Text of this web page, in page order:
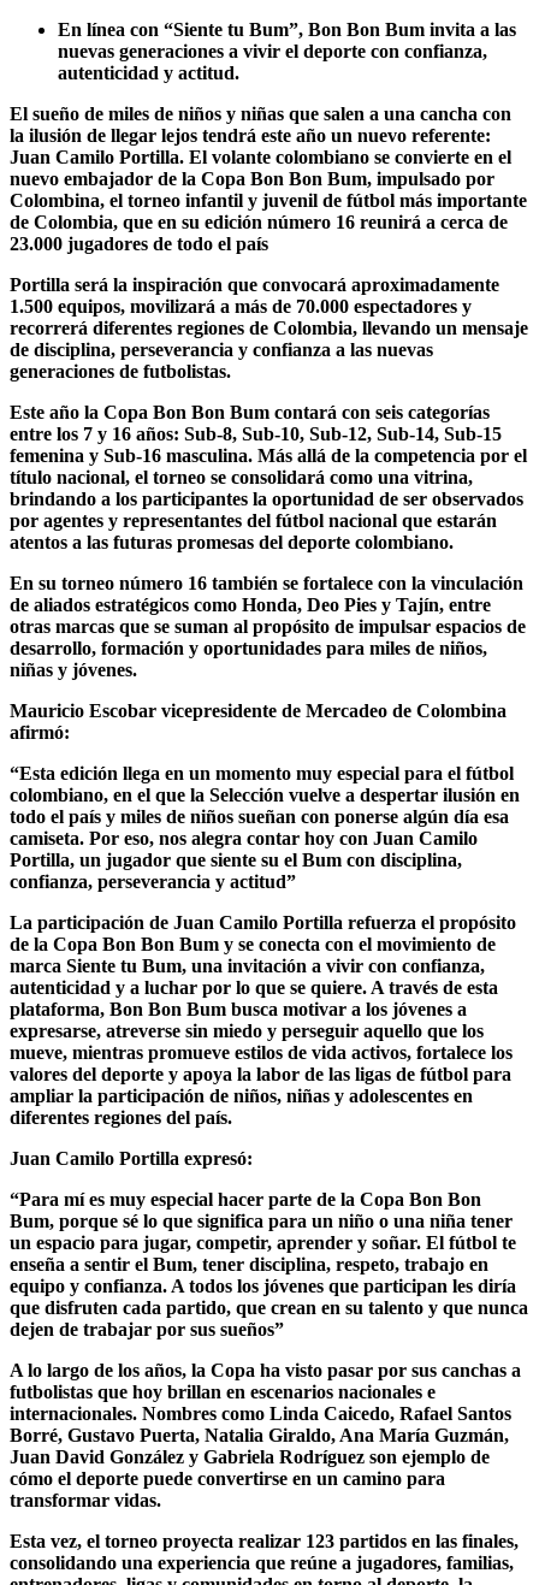
En línea con “Siente tu Bum”, Bon Bon Bum invita a las
nuevas generaciones a vivir el deporte con confianza,
autenticidad y actitud.
El sueño de miles de niños y niñas que salen a una cancha con
la ilusión de llegar lejos tendrá este año un nuevo referente:
Juan Camilo Portilla. El volante colombiano se convierte en el
nuevo embajador de la Copa Bon Bon Bum, impulsado por
Colombina, el torneo infantil y juvenil de fútbol más importante
de Colombia, que en su edición número 16 reunirá a cerca de
23.000 jugadores de todo el país
Portilla será la inspiración que convocará aproximadamente
1.500 equipos, movilizará a más de 70.000 espectadores y
recorrerá diferentes regiones de Colombia, llevando un mensaje
de disciplina, perseverancia y confianza a las nuevas
generaciones de futbolistas.
Este año la Copa Bon Bon Bum contará con seis categorías
entre los 7 y 16 años: Sub-8, Sub-10, Sub-12, Sub-14, Sub-15
femenina y Sub-16 masculina. Más allá de la competencia por el
título nacional, el torneo se consolidará como una vitrina,
brindando a los participantes la oportunidad de ser observados
por agentes y representantes del fútbol nacional que estarán
atentos a las futuras promesas del deporte colombiano.
En su torneo número 16 también se fortalece con la vinculación
de aliados estratégicos como Honda, Deo Pies y Tajín, entre
otras marcas que se suman al propósito de impulsar espacios de
desarrollo, formación y oportunidades para miles de niños,
niñas y jóvenes.
Mauricio Escobar vicepresidente de Mercadeo de Colombina
afirmó:
“Esta edición llega en un momento muy especial para el fútbol
colombiano, en el que la Selección vuelve a despertar ilusión en
todo el país y miles de niños sueñan con ponerse algún día esa
camiseta. Por eso, nos alegra contar hoy con Juan Camilo
Portilla, un jugador que siente su el Bum con disciplina,
confianza, perseverancia y actitud”
La participación de Juan Camilo Portilla refuerza el propósito
de la Copa Bon Bon Bum y se conecta con el movimiento de
marca Siente tu Bum, una invitación a vivir con confianza,
autenticidad y a luchar por lo que se quiere. A través de esta
plataforma, Bon Bon Bum busca motivar a los jóvenes a
expresarse, atreverse sin miedo y perseguir aquello que los
mueve, mientras promueve estilos de vida activos, fortalece los
valores del deporte y apoya la labor de las ligas de fútbol para
ampliar la participación de niños, niñas y adolescentes en
diferentes regiones del país.
Juan Camilo Portilla expresó:
“Para mí es muy especial hacer parte de la Copa Bon Bon
Bum, porque sé lo que significa para un niño o una niña tener
un espacio para jugar, competir, aprender y soñar. El fútbol te
enseña a sentir el Bum, tener disciplina, respeto, trabajo en
equipo y confianza. A todos los jóvenes que participan les diría
que disfruten cada partido, que crean en su talento y que nunca
dejen de trabajar por sus sueños”
A lo largo de los años, la Copa ha visto pasar por sus canchas a
futbolistas que hoy brillan en escenarios nacionales e
internacionales. Nombres como Linda Caicedo, Rafael Santos
Borré, Gustavo Puerta, Natalia Giraldo, Ana María Guzmán,
Juan David González y Gabriela Rodríguez son ejemplo de
cómo el deporte puede convertirse en un camino para
transformar vidas.
Esta vez, el torneo proyecta realizar 123 partidos en las finales,
consolidando una experiencia que reúne a jugadores, familias,